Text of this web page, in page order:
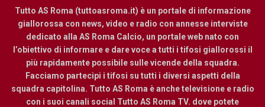
Tutto AS Roma (tuttoasroma.it) è un portale di informazione
giallorossa con news, video e radio con annesse interviste
dedicato alla AS Roma Calcio, un portale web nato con
l’obiettivo di informare e dare voce a tutti i tifosi giallorossi il
più rapidamente possibile sulle vicende della squadra.
Facciamo partecipi i tifosi su tutti i diversi aspetti della
squadra capitolina. Tutto AS Roma è anche televisione e radio
con i suoi canali social Tutto AS Roma TV. dove potete